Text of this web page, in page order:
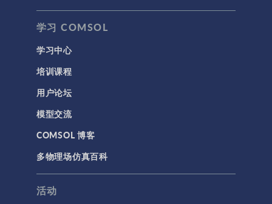
学习 COMSOL
学习中心
培训课程
用户论坛
模型交流
COMSOL 博客
多物理场仿真百科
活动